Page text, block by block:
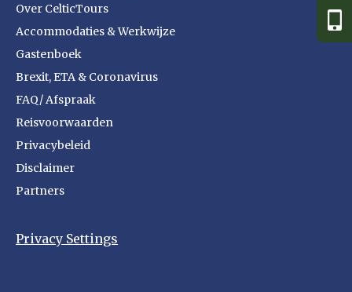
Over CelticTours
Accommodaties & Werkwijze
Gastenboek
Brexit, ETA & Coronavirus
FAQ/ Afspraak
Reisvoorwaarden
Privacybeleid
Disclaimer
Partners
Privacy Settings